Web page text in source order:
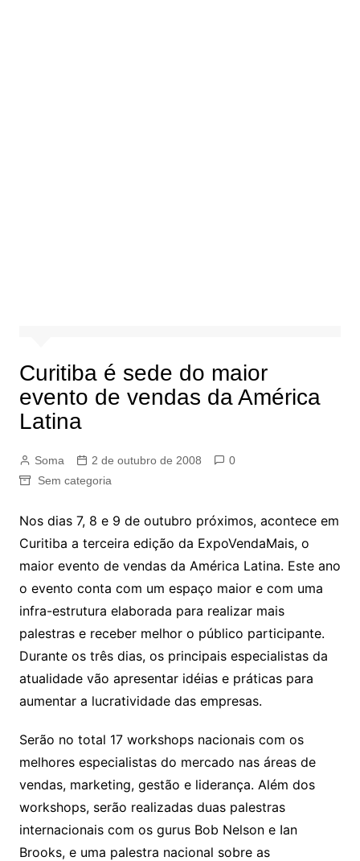
Curitiba é sede do maior
evento de vendas da América
Latina
Soma 2 de outubro de 2008
0
Sem categoria
Nos dias 7, 8 e 9 de outubro próximos, acontece em
Curitiba a terceira edição da ExpoVendaMais, o
maior evento de vendas da América Latina. Este ano
o evento conta com um espaço maior e com uma
infra-estrutura elaborada para realizar mais
palestras e receber melhor o público participante.
Durante os três dias, os principais especialistas da
atualidade vão apresentar idéias e práticas para
aumentar a lucratividade das empresas.
Serão no total 17 workshops nacionais com os
melhores especialistas do mercado nas áreas de
vendas, marketing, gestão e liderança. Além dos
workshops, serão realizadas duas palestras
internacionais com os gurus Bob Nelson e Ian
Brooks, e uma palestra nacional sobre as